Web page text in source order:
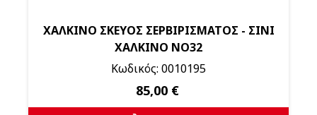
ΧΑΛΚΙΝΟ ΣΚΕΥΟΣ ΣΕΡΒΙΡΙΣΜΑΤΟΣ - ΣΙΝΙ
ΧΑΛΚΙΝΟ ΝΟ32
Κωδικός: 0010195
85,00 €